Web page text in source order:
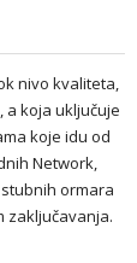
nivo kvaliteta,
a koja uključuje
koje idu od
Network,
ormara
zaključavanja.